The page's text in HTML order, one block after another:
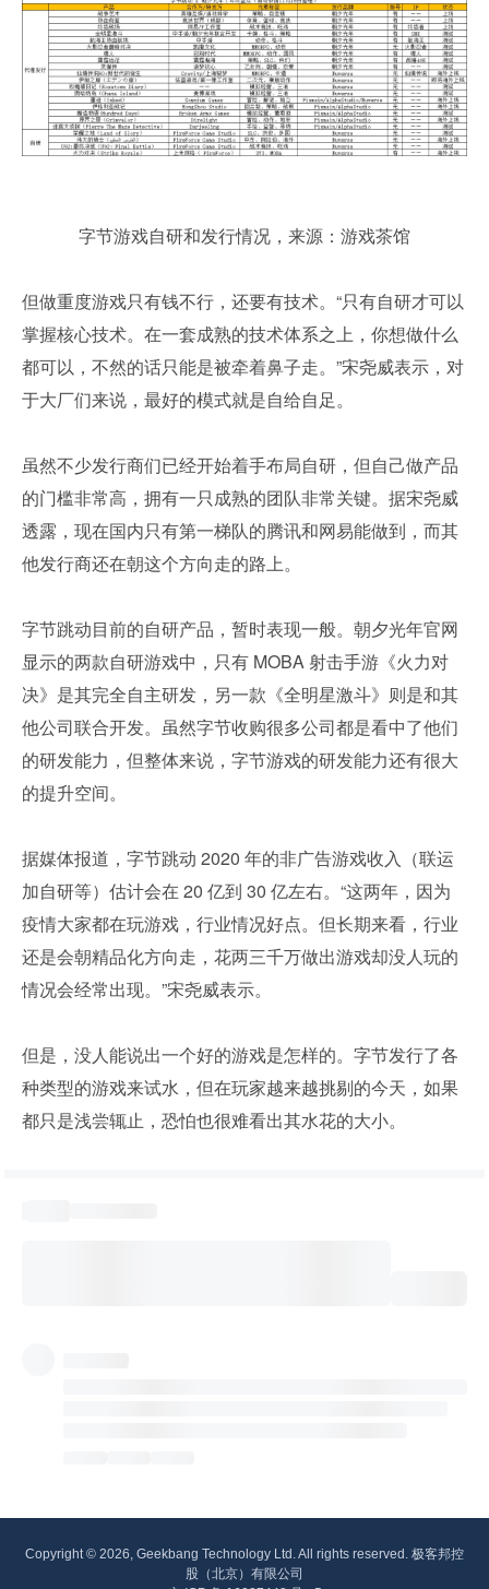
字节游戏自研和发行情况，来源：游戏茶馆
但做重度游戏只有钱不行，还要有技术。“只有自研才可以
掌握核心技术。在一套成熟的技术体系之上，你想做什么
都可以，不然的话只能是被牵着鼻子走。”宋尧威表示，对
于大厂们来说，最好的模式就是自给自足。
虽然不少发行商们已经开始着手布局自研，但自己做产品
的门槛非常高，拥有一只成熟的团队非常关键。据宋尧威
透露，现在国内只有第一梯队的腾讯和网易能做到，而其
他发行商还在朝这个方向走的路上。
字节跳动目前的自研产品，暂时表现一般。朝夕光年官网
显示的两款自研游戏中，只有 MOBA 射击手游《火力对
决》是其完全自主研发，另一款《全明星激斗》则是和其
他公司联合开发。虽然字节收购很多公司都是看中了他们
的研发能力，但整体来说，字节游戏的研发能力还有很大
的提升空间。
据媒体报道，字节跳动 2020 年的非广告游戏收入（联运
加自研等）估计会在 20 亿到 30 亿左右。“这两年，因为
疫情大家都在玩游戏，行业情况好点。但长期来看，行业
还是会朝精品化方向走，花两三千万做出游戏却没人玩的
情况会经常出现。”宋尧威表示。
但是，没人能说出一个好的游戏是怎样的。字节发行了各
种类型的游戏来试水，但在玩家越来越挑剔的今天，如果
都只是浅尝辄止，恐怕也很难看出其水花的大小。
Copyright © 2026, Geekbang Technology Ltd. All rights reserved. 极客邦控
股（北京）有限公司